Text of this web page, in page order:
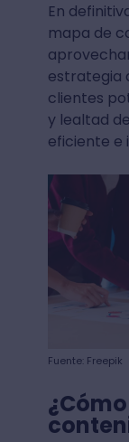
En
mapa de
estrategia
clientes
y lealtad
eficiente e
Fuente: Freepik